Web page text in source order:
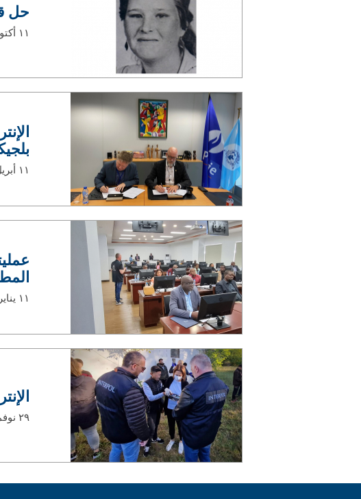
حل
١١ أكتوبر، ٢٠٢٤
١١ أبريل، ٢٠٢٤
١١ يناير، ٢٠٢٤
٢٩ نوفمبر، ٢٠٢٣